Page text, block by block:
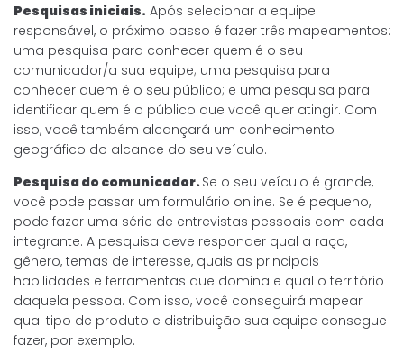
Pesquisas iniciais. Após selecionar a equipe
responsável, o próximo passo é fazer três mapeamentos:
uma pesquisa para conhecer quem é o seu
comunicador/a sua equipe; uma pesquisa para
conhecer quem é o seu público; e uma pesquisa para
identificar quem é o público que você quer atingir. Com
isso, você também alcançará um conhecimento
geográfico do alcance do seu veículo.
Pesquisa do comunicador. Se o seu veículo é grande,
você pode passar um formulário online. Se é pequeno,
pode fazer uma série de entrevistas pessoais com cada
integrante. A pesquisa deve responder qual a raça,
gênero, temas de interesse, quais as principais
habilidades e ferramentas que domina e qual o território
daquela pessoa. Com isso, você conseguirá mapear
qual tipo de produto e distribuição sua equipe consegue
fazer, por exemplo.